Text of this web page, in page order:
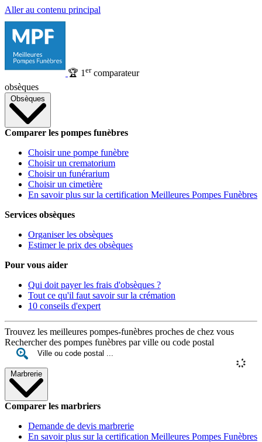
Aller au contenu principal
🏆 1 ercomparateur
obsèques
Obsèques
Comparer les pompes funèbres
Choisir une pompe funèbre
Choisir un crematorium
Choisir un funérarium
Choisir un cimetière
En savoir plus sur la certification Meilleures Pompes Funèbres
Services obsèques
Organiser les obsèques
Estimer le prix des obsèques
Pour vous aider
Qui doit payer les frais d'obsèques ?
Tout ce qu'il faut savoir sur la crémation
10 conseils d'expert
Trouvez les meilleures pompes-funèbres proches de chez vous
Rechercher des pompes funèbres par ville ou code postal
Marbrerie
Comparer les marbriers
Demande de devis marbrerie
En savoir plus sur la certification Meilleures Pompes Funèbres